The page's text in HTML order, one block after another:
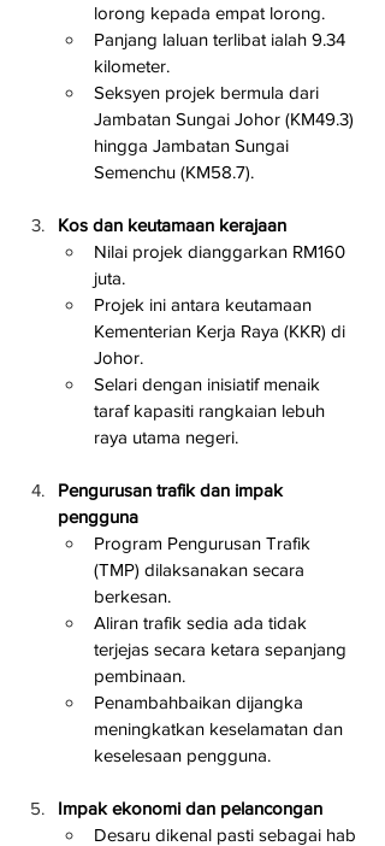
lorong kepada empat lorong.
Panjang laluan terlibat ialah 9.34
kilometer.
Seksyen projek bermula dari
Jambatan Sungai Johor (KM49.3)
hingga Jambatan Sungai
Semenchu (KM58.7).
Kos dan keutamaan kerajaan
Nilai projek dianggarkan RM160
juta.
Projek ini antara keutamaan
Kementerian Kerja Raya (KKR) di
Johor.
Selari dengan inisiatif menaik
taraf kapasiti rangkaian lebuh
raya utama negeri.
Pengurusan trafik dan impak
pengguna
Program Pengurusan Trafik
(TMP) dilaksanakan secara
berkesan.
Aliran trafik sedia ada tidak
terjejas secara ketara sepanjang
pembinaan.
Penambahbaikan dijangka
meningkatkan keselamatan dan
keselesaan pengguna.
Impak ekonomi dan pelancongan
Desaru dikenal pasti sebagai hab